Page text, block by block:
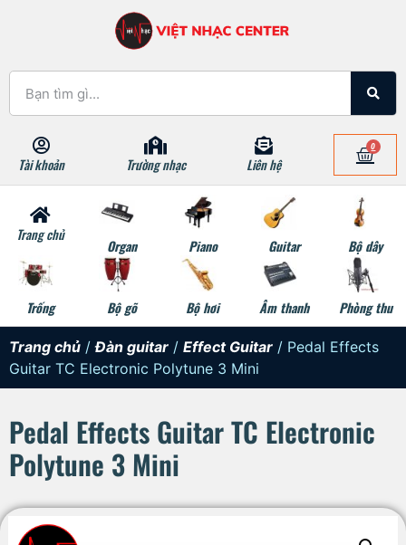
Tài khoản Trường nhạc Liên hệ
0
Trang chủ
Organ Piano Guitar Bộ dây
Trống Bộ gõ Bộ hơi Âm thanh Phòng thu
Trang chủ /Đàn guitar / Effect Guitar / Pedal Effects
Guitar TC Electronic Polytune 3 Mini
Pedal Effects Guitar TC Electronic
Polytune 3 Mini